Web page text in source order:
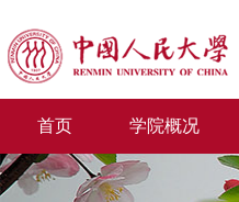
首页 学院概况